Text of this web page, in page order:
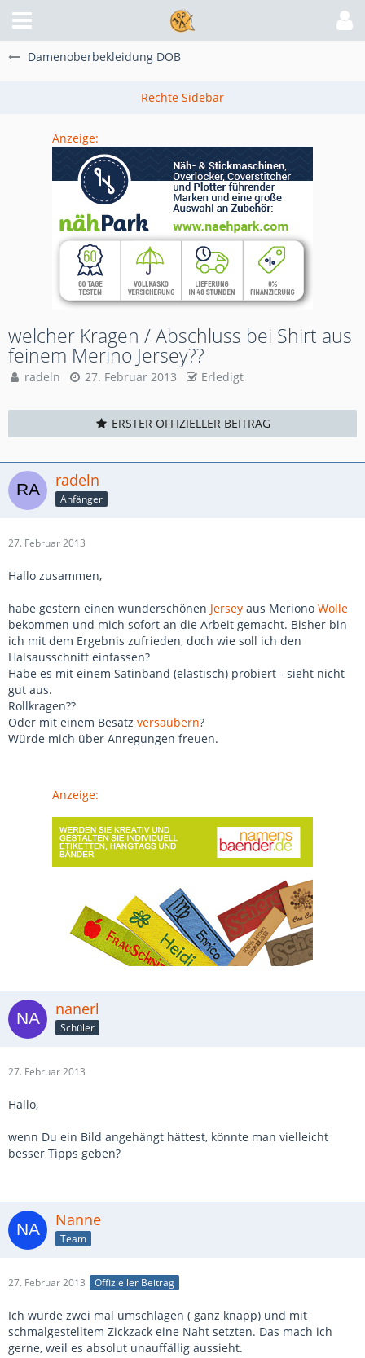
Damenoberbekleidung DOB
Anzeige:
welcher Kragen / Abschluss bei Shirt aus
feinem Merino Jersey??
radeln 27. Februar 2013 Erledigt
ERSTER OFFIZIELLER BEITRAG
radeln
Anfänger
27. Februar 2013
Hallo zusammen,
habe gestern einen wunderschönen Jersey aus Meriono Wolle
bekommen und mich sofort an die Arbeit gemacht. Bisher bin
ich mit dem Ergebnis zufrieden, doch wie soll ich den
Halsausschnitt einfassen?
Habe es mit einem Satinband (elastisch) probiert - sieht nicht
gut aus.
Rollkragen??
Oder mit einem Besatz versäubern?
Würde mich über Anregungen freuen.
Anzeige:
nanerl
Schüler
27. Februar 2013
Hallo,
wenn Du ein Bild angehängt hättest, könnte man vielleicht
besser Tipps geben?
Nanne
Team
27. Februar 2013 Offizieller Beitrag
Ich würde zwei mal umschlagen ( ganz knapp) und mit
schmalgestelltem Zickzack eine Naht setzten. Das mach ich
gerne, weil es absolut unauffällig aussieht.